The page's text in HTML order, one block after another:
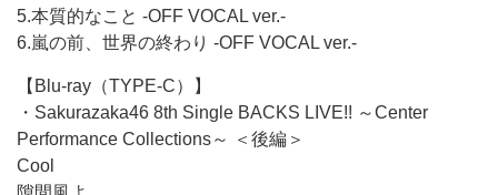
5.本質的なこと -OFF VOCAL ver.-
6.嵐の前、世界の終わり -OFF VOCAL ver.-
【Blu-ray（TYPE-C）】
・Sakurazaka46 8th Single BACKS LIVE!! ～Center
Performance Collections～ ＜後編＞
Cool